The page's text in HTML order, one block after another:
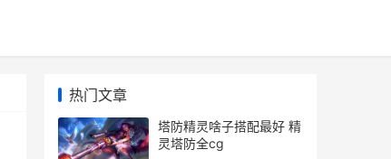
热门文章
塔防精灵啥子搭配最好 精
灵塔防全cg